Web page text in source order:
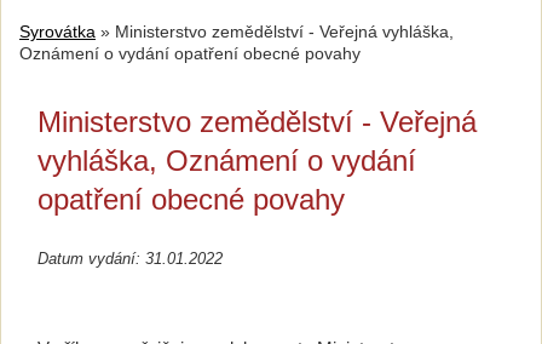
Syrovátka » Ministerstvo zemědělství - Veřejná vyhláška,
Oznámení o vydání opatření obecné povahy
Ministerstvo zemědělství - Veřejná
vyhláška, Oznámení o vydání
opatření obecné povahy
Datum vydání: 31.01.2022